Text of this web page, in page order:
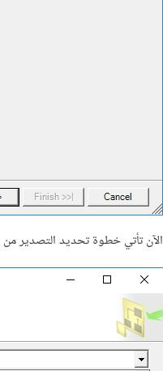
الآن تأتي خطوة تحديد التصدير من